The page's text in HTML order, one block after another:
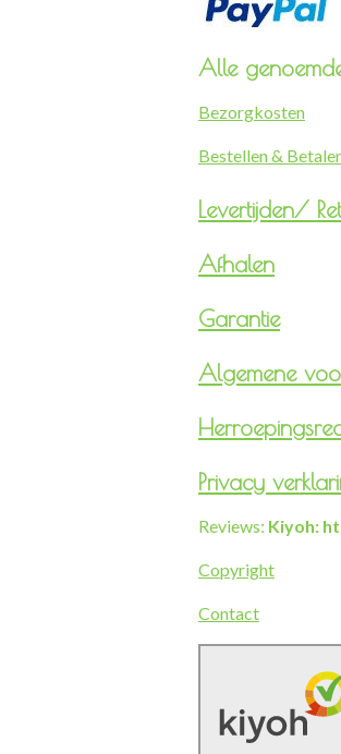
Alle
Bezorgkosten
Bestellen &
Levertijden/
Afhalen
Garantie
Algemene
Privacy
Reviews: Kiyoh:
Copyright
Contact